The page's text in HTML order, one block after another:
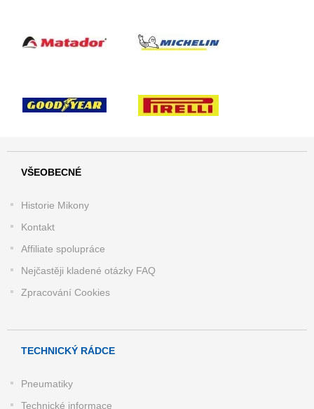
VŠEOBECNÉ
Historie Mikony
Kontakt
Affiliate spolupráce
Nejčastěji kladené otázky FAQ
Zpracování Cookies
TECHNICKÝ RÁDCE
Pneumatiky
Technické informace